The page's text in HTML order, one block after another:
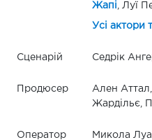
Жапі , Луї
Усі актори
Сценарій Седрік
Продюсер
Ален
Жардільє,
Оператор Микола